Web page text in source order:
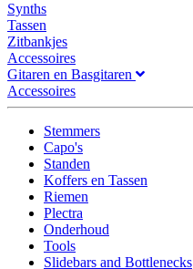
Synths
Tassen
Zitbankjes
Accessoires
Gitaren en Basgitaren
Accessoires
Stemmers
Capo's
Standen
Koffers en Tassen
Riemen
Plectra
Onderhoud
Tools
Slidebars and Bottlenecks